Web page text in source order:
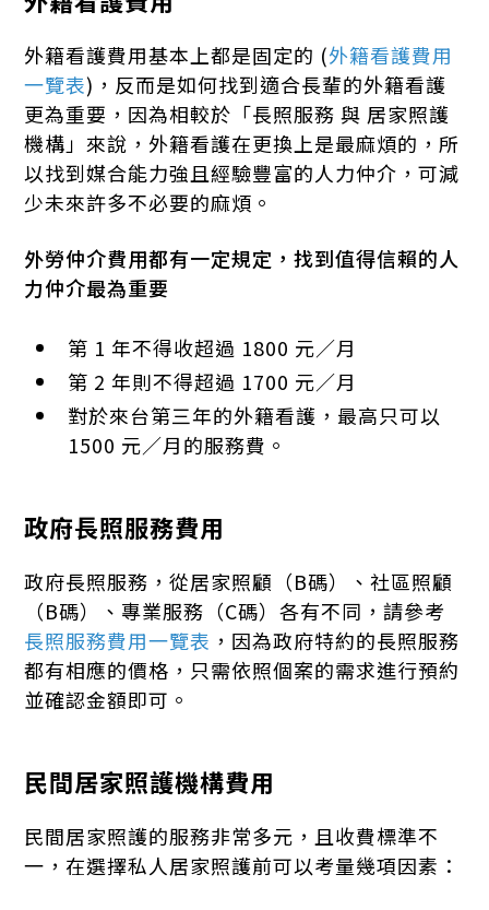
外籍看護費用基本上都是固定的 (外籍看護費用
一覽表)，反而是如何找到適合長輩的外籍看護
更為重要，因為相較於「長照服務 與 居家照護
機構」來說，外籍看護在更換上是最麻煩的，所
以找到媒合能力強且經驗豐富的人力仲介，可減
少未來許多不必要的麻煩。
外勞仲介費用都有一定規定，找到值得信賴的人
力仲介最為重要
第 1 年不得收超過 1800 元／月
第 2 年則不得超過 1700 元／月
對於來台第三年的外籍看護，最高只可以
1500 元／月的服務費。
政府長照服務費用
政府長照服務，從居家照顧（B碼）、社區照顧
（B碼）、專業服務（C碼）各有不同，請參考
長照服務費用一覽表 ，因為政府特約的長照服務
都有相應的價格，只需依照個案的需求進行預約
並確認金額即可。
民間居家照護機構費用
民間居家照護的服務非常多元，且收費標準不
一，在選擇私人居家照護前可以考量幾項因素：